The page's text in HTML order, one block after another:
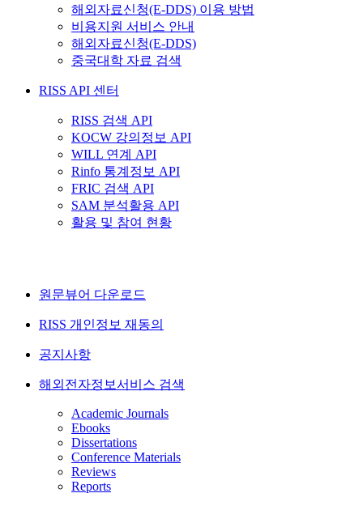
해외자료신청(E-DDS) 이용 방법
비용지원 서비스 안내
해외자료신청(E-DDS)
중국대학 자료 검색
RISS API 센터
RISS 검색 API
KOCW 강의정보 API
WILL 연계 API
Rinfo 통계정보 API
FRIC 검색 API
SAM 분석활용 API
활용 및 참여 현황
원문뷰어 다운로드
RISS 개인정보 재동의
공지사항
해외전자정보서비스 검색
Academic Journals
Ebooks
Dissertations
Conference Materials
Reviews
Reports